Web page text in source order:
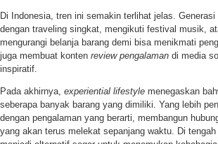
Di Indonesia, tren ini semakin terlihat jelas.
dengan traveling singkat, mengikuti festival musik,
mengurangi belanja barang demi bisa menikmati
juga membuat konten review pengalaman di media
inspiratif.
Pada akhirnya, experiential lifestyle menegaskan
seberapa banyak barang yang dimiliki. Yang lebih
dengan pengalaman yang berarti, membangun
yang akan terus melekat sepanjang waktu. Di